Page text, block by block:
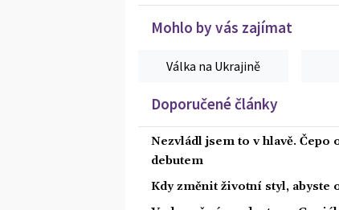
Mohlo by vás zajímat
Válka na Ukrajině
Doporučené články
Nezvládl jsem to v hlavě. Čepo
debutem
Kdy změnit životní styl, abyste